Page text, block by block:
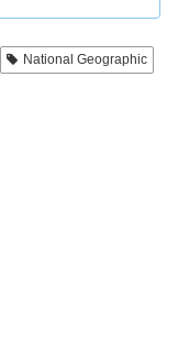
National Geographic